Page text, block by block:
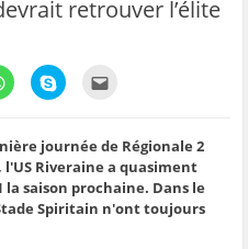
retrouver l’élite
C
l
e
z
p
o
u
r
C
l
e
z
p
o
u
r
e
z
p
o
u
r
journée de Régionale 2
l'US Riveraine a quasiment
saison prochaine. Dans le
Spiritain n'ont toujours